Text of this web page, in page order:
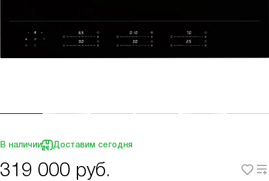
В наличии Доставим сегодня
319 000 руб.